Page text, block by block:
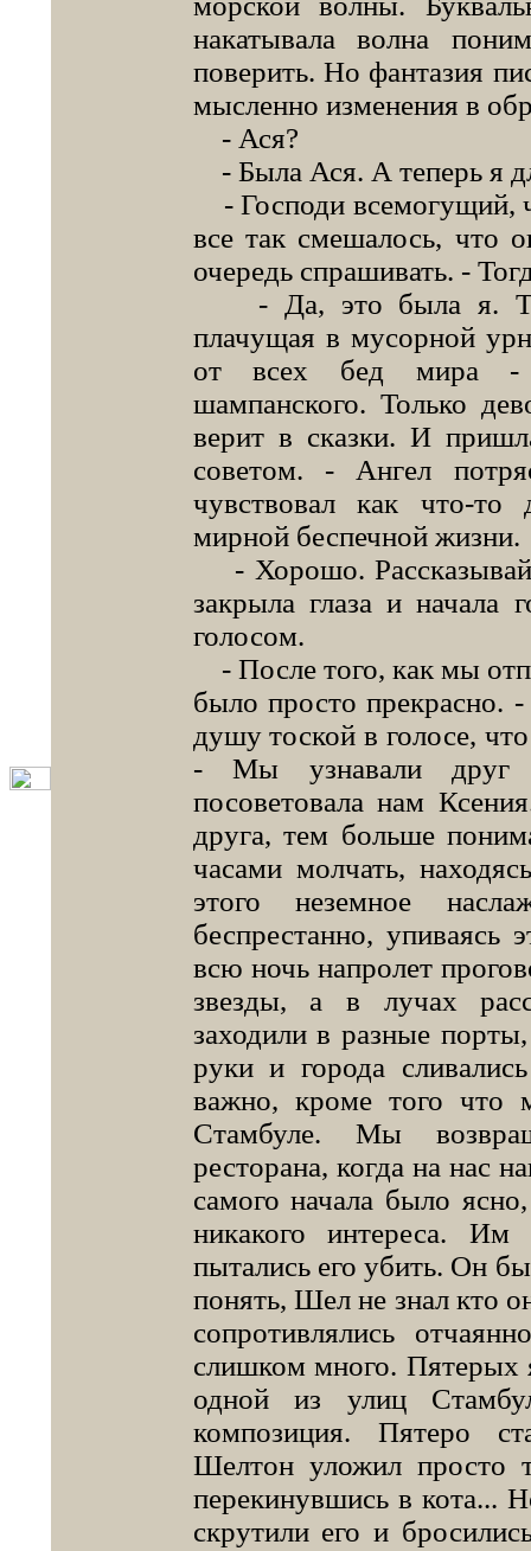
накатывала волна
поверить. Но фантазия
мысленно изменения в
- Ася?
- Была Ася. А теперь я
- Господи всемогущий,
все так смешалось, что
очередь спрашивать. -
- Да, это была я. Та
плачущая в мусорной
от всех бед мира -
шампанского. Только
верит в сказки. И
советом. - Ангел
чувствовал как что-то
мирной беспечной жизни.
- Хорошо. Рассказывай.
закрыла глаза и начала
голосом.
- После того, как мы
было просто прекрасно.
душу тоской в голосе,
- Мы узнавали друг
посоветовала нам
друга, тем больше
часами молчать,
этого неземное
беспрестанно, упиваясь
всю ночь напролет
звезды, а в лучах
заходили в разные
руки и города
важно, кроме того что
Стамбуле. Мы
ресторана, когда на нас
самого начала было
никакого интереса.
пытались его убить. Он
понять, Шел не знал кто
сопротивлялись
слишком много. Пятерых
одной из улиц
композиция. Пятеро
Шелтон уложил просто
перекинувшись в кота...
скрутили его и